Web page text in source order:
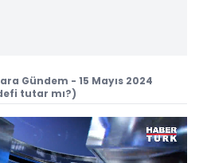
Gündem - 15 Mayıs 2024
tutar mı?)